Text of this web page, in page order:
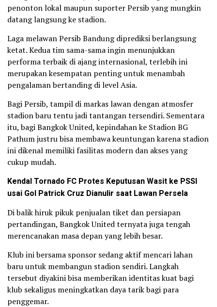
penonton lokal maupun suporter Persib yang mungkin
datang langsung ke stadion.
Laga melawan Persib Bandung diprediksi berlangsung
ketat. Kedua tim sama-sama ingin menunjukkan
performa terbaik di ajang internasional, terlebih ini
merupakan kesempatan penting untuk menambah
pengalaman bertanding di level Asia.
Bagi Persib, tampil di markas lawan dengan atmosfer
stadion baru tentu jadi tantangan tersendiri. Sementara
itu, bagi Bangkok United, kepindahan ke Stadion BG
Pathum justru bisa membawa keuntungan karena stadion
ini dikenal memiliki fasilitas modern dan akses yang
cukup mudah.
Kendal Tornado FC Protes Keputusan Wasit ke PSSI
usai Gol Patrick Cruz Dianulir saat Lawan Persela
Di balik hiruk pikuk penjualan tiket dan persiapan
pertandingan, Bangkok United ternyata juga tengah
merencanakan masa depan yang lebih besar.
Klub ini bersama sponsor sedang aktif mencari lahan
baru untuk membangun stadion sendiri. Langkah
tersebut diyakini bisa memberikan identitas kuat bagi
klub sekaligus meningkatkan daya tarik bagi para
penggemar.